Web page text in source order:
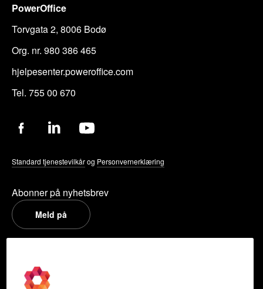
PowerOffice
Torvgata 2, 8006 Bodø
Org. nr. 980 386 465
hjelpesenter.poweroffice.com
Tel. 755 00 670
Standard tjenestevilkårog Personvernerklæring
Abonner på nyhetsbrev
Meld på
Om oss